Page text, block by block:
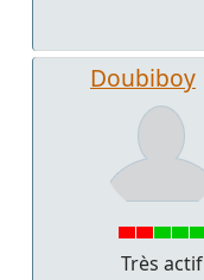
Doubiboy
Très actif